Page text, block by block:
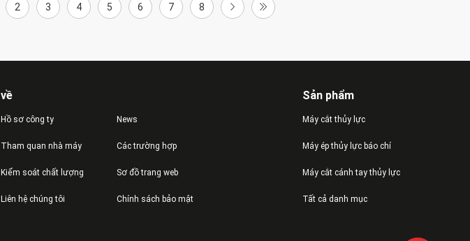
2 3 4 5 6 7 8
về
Hồ sơ công ty
Tham quan nhà máy
Kiểm soát chất lượng
Liên hệ chúng tôi
News
Các trường hợp
Sơ đồ trang web
Chính sách bảo mật
Sản phẩm
Máy cắt thủy lực
Máy ép thủy lực báo chí
Máy cắt cánh tay thủy lực
Tất cả danh mục